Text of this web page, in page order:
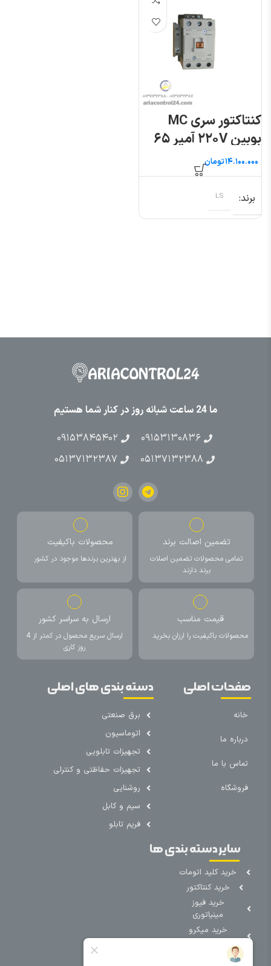
کنتاکتور سری MC
بوبین ۲۲۰V آمپر ۶۵
ال اس تومان
برند LS
ما 24 ساعت شبانه روز در کنار شما هستیم
۰۹۱۵۳۱۳۰۸۳۶
۰۹۱۵۳۸۴۵۴۰۲
۰۵۱۳۷۱۳۲۳۸۸
۰۵۱۳۷۱۳۲۳۸۷
تضمین اصالت برند
تمامی محصولات تضمین اصلات
برند دارند
محصولات باکیفیت
از بهترین برندها موجود در کشور
قیمت مناسب
محصولات باکیفیت را ارزان بخرید
ارسال به سراسر کشور
ارسال سریع محصول در کمتر از 4
روز کاری
صفحات اصلی
خانه
درباره ما
تماس با ما
فروشگاه
دسته بندی های اصلی
برق صنعتی
اتوماسیون
تجهیزات تابلویی
تجهیزات حفاظتی و کنترلی
روشنایی
سیم و کابل
فریم تابلو
سایر دسته بندی ها
خرید کلید اتومات
خرید کنتاکتور
خرید فیوز
مینیاتوری
خرید میکرو